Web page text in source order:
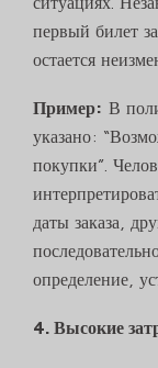
первый билет
остается
Пример: В
указано:
покупки”.
даты заказа,
определение,
4. Высокие